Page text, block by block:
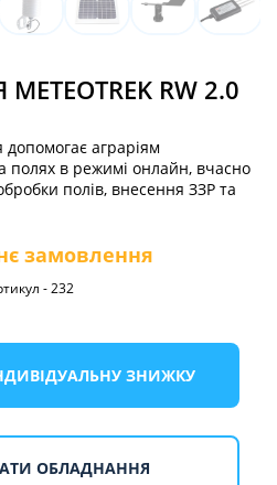
RW 2.0
допомогає аграріям
полях в режимі онлайн, вчасно
полів, внесення ЗЗР та
замовлення
-232
ЗНИЖКУ
ОБЛАДНАННЯ